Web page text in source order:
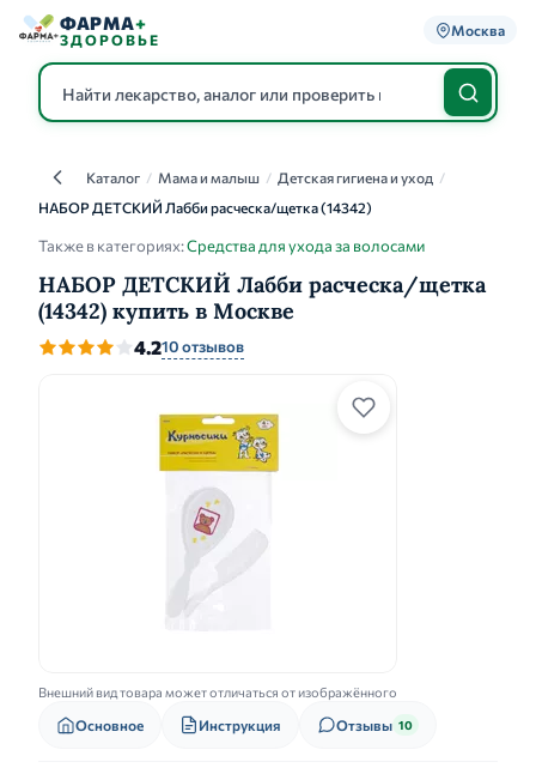
ФАРМА+
ЗДОРОВЬЕ
Москва
КаталогКаталог / Мама и малыш / Детская гигиена и уход /
НАБОР ДЕТСКИЙ Лабби расческа/щетка (14342)
Также в категориях:Средства для ухода за волосами
НАБОР ДЕТСКИЙ Лабби расческа/щетка
(14342) купить в Москве
4.210 отзывов
Внешний вид товара может отличаться от изображённого
Основное Инструкция Отзывы 10